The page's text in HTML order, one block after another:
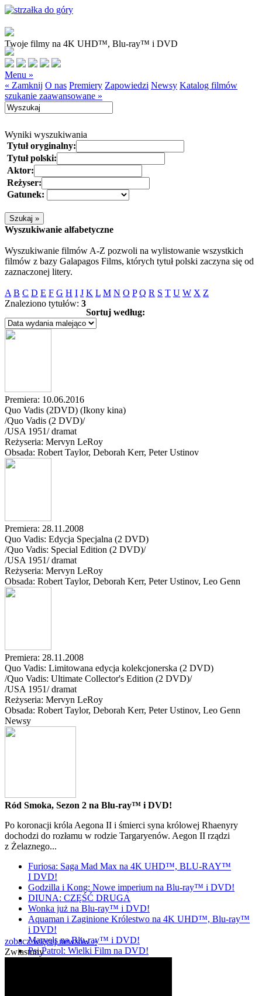
Twoje filmy na 4K UHD™, Blu-ray™ i DVD
Menu »
« Zamknij O nas Premiery Zapowiedzi Newsy Katalog filmów
szukanie zaawansowane »
Wyniki wyszukiwania
Tytuł oryginalny:
Tytuł polski:
Aktor:
Reżyser:
Gatunek:
Wyszukiwanie alfabetyczne
Wyszukiwanie filmów A-Z pozwoli na wylistowanie wszystkich
filmów z bazy Galapagos Films, których tytuł polski zaczyna się od
zaznaczonej litery.
A B C D E F G H I J K L M N O P Q R S T U W X Z
Znaleziono tytułów: 3
Sortuj według:
Premiera: 10.06.2016
Quo Vadis (2DVD) (Ikony kina)
/Quo Vadis (2 DVD)/
/USA 1951/dramat
Reżyseria: Mervyn LeRoy
Obsada: Robert Taylor, Deborah Kerr, Peter Ustinov
Premiera: 28.11.2008
Quo Vadis: Edycja Specjalna (2 DVD)
/Quo Vadis: Special Edition (2 DVD)/
/USA 1951/dramat
Reżyseria: Mervyn LeRoy
Obsada: Robert Taylor, Deborah Kerr, Peter Ustinov, Leo Genn
Premiera: 28.11.2008
Quo Vadis: Limitowana edycja kolekcjonerska (2 DVD)
/Quo Vadis: Ultimate Collector's Edition (2 DVD)/
/USA 1951/dramat
Reżyseria: Mervyn LeRoy
Obsada: Robert Taylor, Deborah Kerr, Peter Ustinov, Leo Genn
Newsy
Ród Smoka, Sezon 2 na Blu-ray™ i DVD!
Po koronacji króla Aegona II i śmierci syna królowej Rhaenyry
dochodzi do rozłamu w rodzie Targaryenów. Aegon II rządzi
z Żelaznego...
Furiosa: Saga Mad Max na 4K UHD™, BLU-RAY™
I DVD!
Godzilla i Kong: Nowe imperium na Blu-ray™ i DVD!
DIUNA: CZĘŚĆ DRUGA
Wonka już na Blu-ray™ i DVD!
Aquaman i Zaginione Królestwo na 4K UHD™, Blu-ray™
i DVD!
Marvels na Blu-ray™ i DVD!
Psi Patrol: Wielki Film na DVD!
zobacz więcej newsów »
Zwiastuny